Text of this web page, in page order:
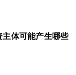
体可能产生哪些